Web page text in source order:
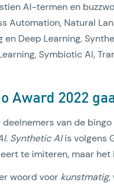
AI-termen en
Automation, Natural
Deep Learning,
Symbiotic AI,
Award 2022
van de
. Synthetic AIis volgens
te imiteren, maar het
woord voor kunstmatig,